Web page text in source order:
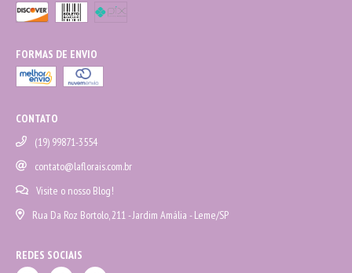
FORMAS DE ENVIO
CONTATO
(19) 99871-3554
contato@laflorais.com.br
Visite o nosso Blog!
Rua Da Roz Bortolo, 211 - Jardim Amália - Leme/SP
REDES SOCIAIS